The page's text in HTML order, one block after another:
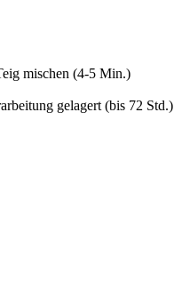
mischen (4-5 Min.)
gelagert (bis 72 Std.)